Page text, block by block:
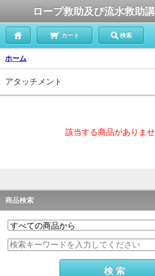
ロープ救助及び流水救助
カート 検索
ホーム
アタッチメント
該当する商品がありま
商品検索